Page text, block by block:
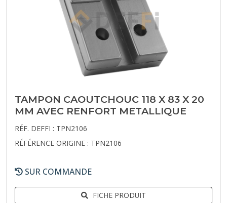
TAMPON CAOUTCHOUC 118 X 83 X 20
MM AVEC RENFORT METALLIQUE
RÉF. DEFFI : TPN2106
RÉFÉRENCE ORIGINE : TPN2106
SUR COMMANDE
FICHE PRODUIT